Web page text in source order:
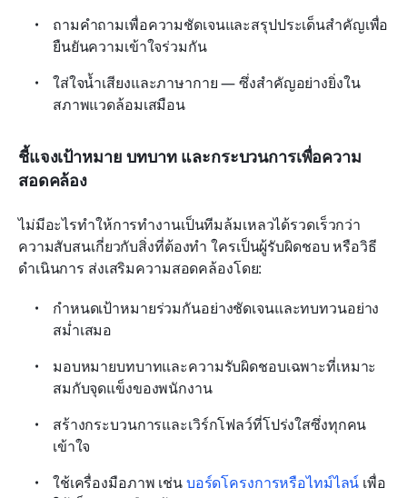
ถามคำถามเพื่อความชัดเจนและสรุปประเด็นสำคัญเพื่อ
ยืนยันความเข้าใจร่วมกัน
ใส่ใจน้ำเสียงและภาษากาย — ซึ่งสำคัญอย่างยิ่งใน
สภาพแวดล้อมเสมือน
ชี้แจงเป้าหมาย บทบาท และกระบวนการเพื่อความ
สอดคล้อง
ไม่มีอะไรทำให้การทำงานเป็นทีมล้มเหลวได้รวดเร็วกว่า
ความสับสนเกี่ยวกับสิ่งที่ต้องทำ ใครเป็นผู้รับผิดชอบ หรือวิธี
ดำเนินการ ส่งเสริมความสอดคล้องโดย:
กำหนดเป้าหมายร่วมกันอย่างชัดเจนและทบทวนอย่าง
สม่ำเสมอ
มอบหมายบทบาทและความรับผิดชอบเฉพาะที่เหมาะ
สมกับจุดแข็งของพนักงาน
สร้างกระบวนการและเวิร์กโฟลว์ที่โปร่งใสซึ่งทุกคน
เข้าใจ
ใช้เครื่องมือภาพ เช่น บอร์ดโครงการหรือไทม์ไลน์ เพื่อ